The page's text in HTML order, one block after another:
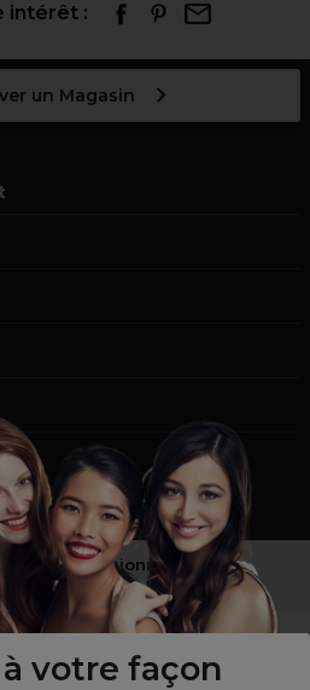
votre façon
intérêt :
un Magasin
un professionnel ?
pourles particuliers !